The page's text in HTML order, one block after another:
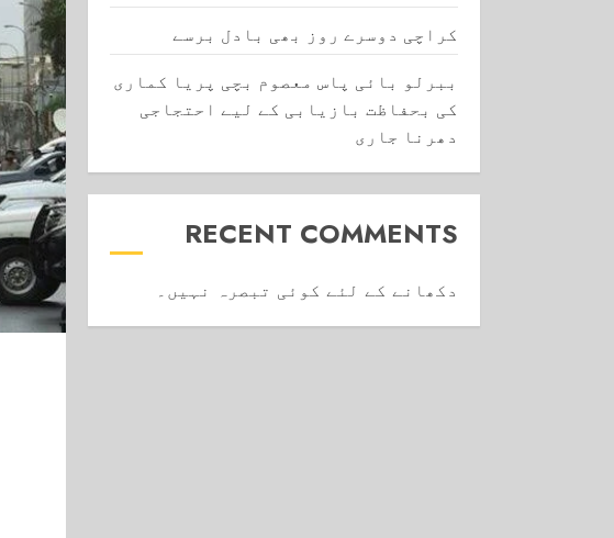
کراچی دوسرے روز بھی بادل برسے
ببرلو بائی پاس معصوم بچی پریا کماری
کی بحفاظت بازیابی کے لیے احتجاجی
دھرنا جاری
RECENT COMMENTS
دکھانے کے لئے کوئی تبصرہ نہیں۔